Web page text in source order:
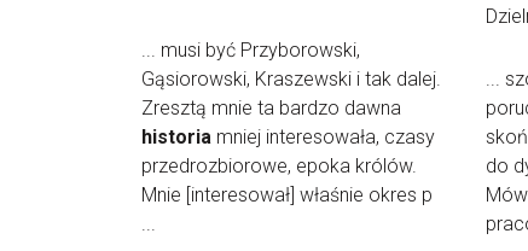
... musi być Przyborowski,
Gąsiorowski, Kraszewski i tak dalej.
Zresztą mnie ta bardzo dawna
historia mniej interesowała, czasy
przedrozbiorowe, epoka królów.
Mnie [interesował] właśnie okres p
...
...
do